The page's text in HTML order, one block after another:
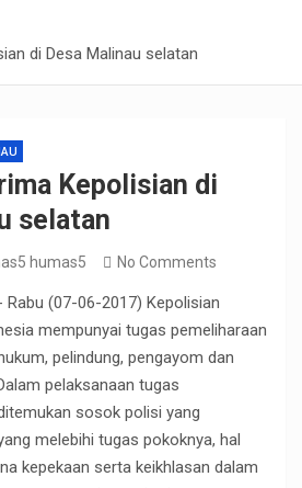
di Desa Malinau selatan
Kepolisian di
selatan
humas5 No Comments
Rabu (07-06-2017) Kepolisian
mempunyai tugas pemeliharaan
pelindung, pengayom dan
pelaksanaan tugas
sosok polisi yang
melebihi tugas pokoknya, hal
kepekaan serta keikhlasan dalam